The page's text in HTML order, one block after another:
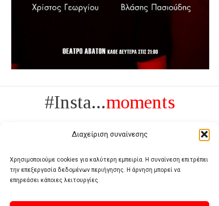
Διαχείριση συναίνεσης
Χρησιμοποιούμε cookies για καλύτερη εμπειρία. Η συναίνεση επιτρέπει
την επεξεργασία δεδομένων περιήγησης. Η άρνηση μπορεί να
επηρεάσει κάποιες λειτουργίες.
#Insta...moments
Πολυτέλεια δεν είναι το αντίθετο της ανέχειας, είναι το αντίθετο της